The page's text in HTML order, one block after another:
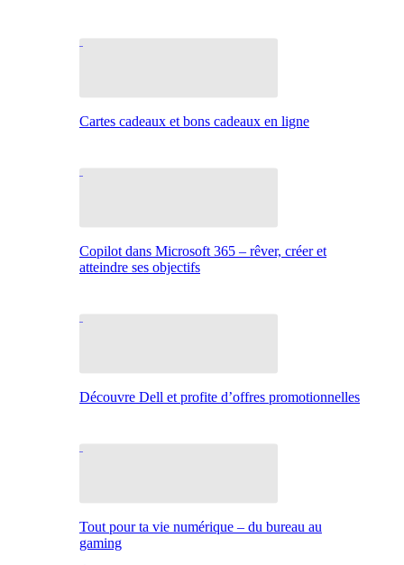
Cartes cadeaux et bons cadeaux en ligne
Copilot dans Microsoft 365 – rêver, créer et
atteindre ses objectifs
Découvre Dell et profite d’offres promotionnelles
Tout pour ta vie numérique – du bureau au
gaming